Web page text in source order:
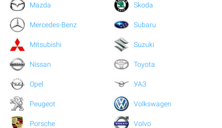
Mazda
Mercedes-Benz
Mitsubishi
Nissan
Opel
Peugeot
Porsche
Skoda
Subaru
Suzuki
Toyota
УАЗ
Volkswagen
Volvo